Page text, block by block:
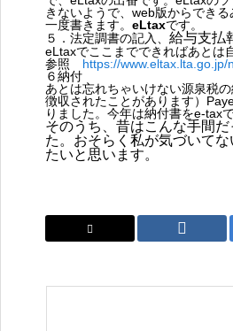
載されました
2026.05.21
きないようで、web版からでき
一度書きます。 eLtaxです。
５．法定調書の記入、 給与支払
eLtaxでここまでできればあとは
参照 https://www.eltax.lta.go.jp/
６納付
あとは忘れちゃいけない源泉税
徴収されたことがあります）
りました。今年は納付書をe-tax
そのうち、昔はこんな手間
た。おそらく私が気づいて
たいと思います。